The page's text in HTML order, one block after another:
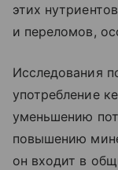
этих
и переломов,
Исследования
употребление
уменьшению
повышению
он входит в